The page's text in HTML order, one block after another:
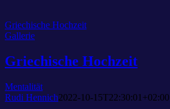
Griechische Hochzeit
Gallerie
Griechische Hochzeit
Mentalität
Rudi Hennich2022-10-15T22:30:01+02:00